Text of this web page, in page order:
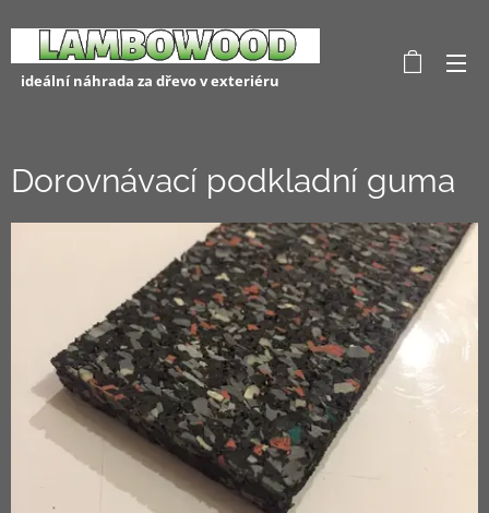
ideální náhrada za dřevo v exteriéru
Dorovnávací podkladní guma